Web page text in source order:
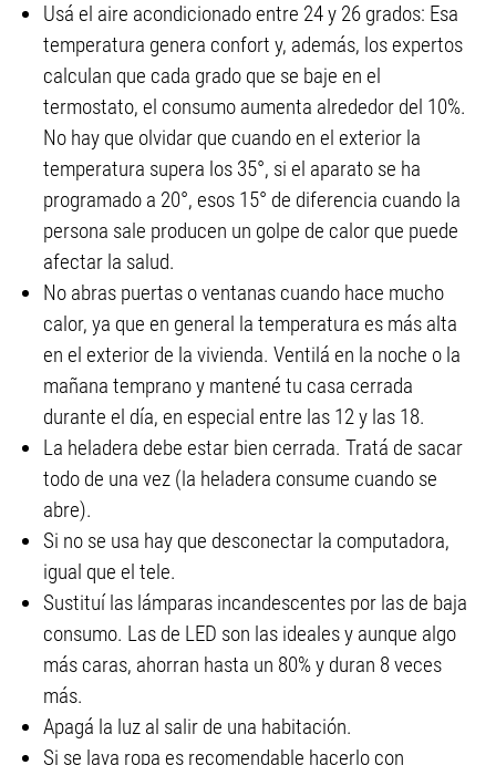
Usá el aire acondicionado entre 24 y 26 grados: Esa
temperatura genera confort y, además, los expertos
calculan que cada grado que se baje en el
termostato, el consumo aumenta alrededor del 10%.
No hay que olvidar que cuando en el exterior la
temperatura supera los 35°, si el aparato se ha
programado a 20°, esos 15° de diferencia cuando la
persona sale producen un golpe de calor que puede
afectar la salud.
No abras puertas o ventanas cuando hace mucho
calor, ya que en general la temperatura es más alta
en el exterior de la vivienda. Ventilá en la noche o la
mañana temprano y mantené tu casa cerrada
durante el día, en especial entre las 12 y las 18.
La heladera debe estar bien cerrada. Tratá de sacar
todo de una vez (la heladera consume cuando se
abre).
Si no se usa hay que desconectar la computadora,
igual que el tele.
Sustituí las lámparas incandescentes por las de baja
consumo. Las de LED son las ideales y aunque algo
más caras, ahorran hasta un 80% y duran 8 veces
más.
Apagá la luz al salir de una habitación.
Si se lava ropa es recomendable hacerlo con